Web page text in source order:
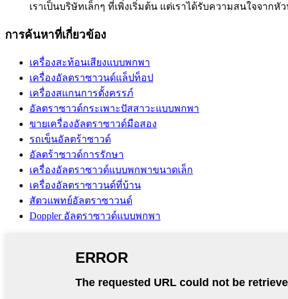
เราเป็นบริษัทเล็กๆ ที่เพิ่งเริ่มต้น แต่เราได้รับความสนใจจา
การค้นหาที่เกี่ยวข้อง
เครื่องสะท้อนเสียงแบบพกพา
เครื่องอัลตราซาวนด์แล็ปท็อป
เครื่องสแกนการตั้งครรภ์
อัลตราซาวด์กระเพาะปัสสาวะแบบพกพา
ขายเครื่องอัลตราซาวด์มือสอง
รถเข็นอัลตร้าซาวด์
อัลตร้าซาวด์การรักษา
เครื่องอัลตราซาวด์แบบพกพาขนาดเล็ก
เครื่องอัลตราซาวนด์ที่บ้าน
สัตวแพทย์อัลตราซาวนด์
Doppler อัลตราซาวด์แบบพกพา